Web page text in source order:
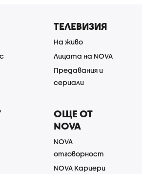
ТЕЛЕВИЗИЯ
На живо
Лицата на NOVA
Предавания и
сериали
ОЩЕ ОТ
NOVA
NOVA
отговорност
NOVA Кариери